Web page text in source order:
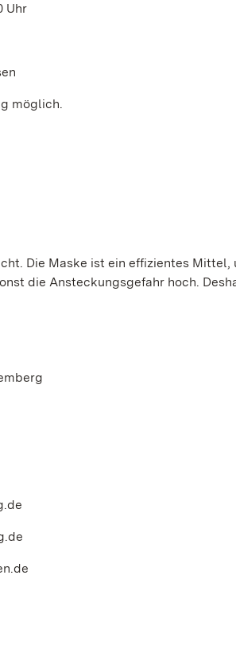
Uhr
möglich.
Die Maske ist ein effizientes
die Ansteckungsgefahr hoch.